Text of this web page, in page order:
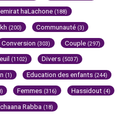
haLachone (188)
(200) Communauté (3)
Conversion (303) Couple (297)
(1102) Divers (5037)
(1) Education des enfants (244)
Femmes (316) Hassidout (4)
Rabba (18)